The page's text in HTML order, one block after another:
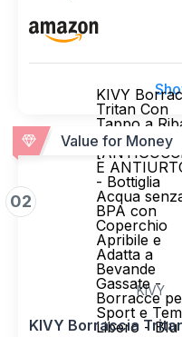
Elastici, Adatto per
Tempo Libero
Value for Money
02
KIVY
Tritan Con
Tappo a
1,5 Litri
E
- Bottiglia
Acqua
BPA con
Coperchio
Apribile e
Adatta a
Bevande
Gassate -
Borracce
Sport e
Libero - Blu
KIVY
KIVY Borraccia